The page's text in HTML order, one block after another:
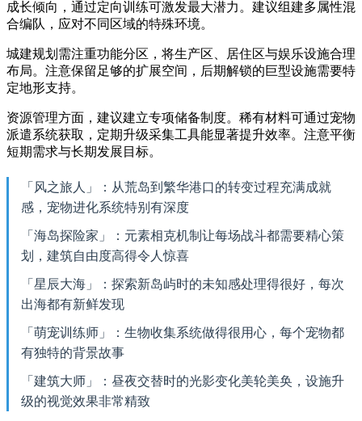
成长倾向，通过定向训练可激发最大潜力。建议组建多属性混
合编队，应对不同区域的特殊环境。
城建规划需注重功能分区，将生产区、居住区与娱乐设施合理
布局。注意保留足够的扩展空间，后期解锁的巨型设施需要特
定地形支持。
资源管理方面，建议建立专项储备制度。稀有材料可通过宠物
派遣系统获取，定期升级采集工具能显著提升效率。注意平衡
短期需求与长期发展目标。
「风之旅人」：从荒岛到繁华港口的转变过程充满成就
感，宠物进化系统特别有深度
「海岛探险家」：元素相克机制让每场战斗都需要精心策
划，建筑自由度高得令人惊喜
「星辰大海」：探索新岛屿时的未知感处理得很好，每次
出海都有新鲜发现
「萌宠训练师」：生物收集系统做得很用心，每个宠物都
有独特的背景故事
「建筑大师」：昼夜交替时的光影变化美轮美奂，设施升
级的视觉效果非常精致